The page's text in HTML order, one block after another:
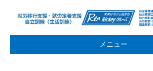
メニュー